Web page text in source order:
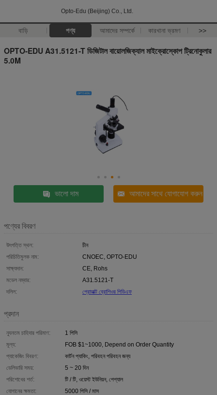
Opto-Edu (Beijing) Co., Ltd.
বাড়ি পণ্য আমাদের সম্পর্কে কারখানা ভ্রমণ >>
OPTO-EDU A31.5121-T ডিজিটাল বায়োলজিক্যাল মাইক্রোস্কোপ ট্রিনোকুলার
5.0M
ভালো দাম আমাদের সাথে যোগাযোগ করুন
পণ্যের বিবরণ
উৎপত্তি স্থল:
চীন
পরিচিতিমুলক নাম:
CNOEC, OPTO-EDU
সাক্ষ্যদান:
CE, Rohs
মডেল নম্বার:
A31.5121-T
দলিল:
প্রোডাক্ট ব্রোশিওর পিডিএফ
প্রদান
ন্যূনতম চাহিদার পরিমাণ:
1 পিসি
মূল্য:
FOB $1~1000, Depend on Order Quantity
প্যাকেজিং বিবরণ:
কার্টন প্যাকিং, পরিবহন পরিবহন জন্য
ডেলিভারি সময়:
5 ~ 20 দিন
পরিশোধের শর্ত:
টি / টি, ওয়েস্ট ইউনিয়ন, পেপ্যাল
যোগানের ক্ষমতা:
5000 পিসি / মাস